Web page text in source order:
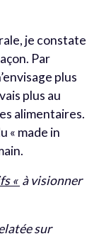
je constate
Par
plus
plus au
alimentaires.
« made in
« à visionner
sur